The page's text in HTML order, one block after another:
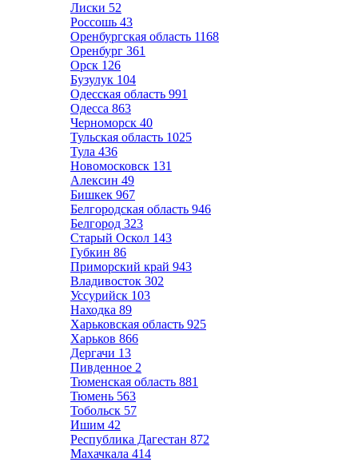
Лиски 52
Россошь 43
Оренбургская область 1168
Оренбург 361
Орск 126
Бузулук 104
Одесская область 991
Одесса 863
Черноморск 40
Тульская область 1025
Тула 436
Новомосковск 131
Алексин 49
Бишкек 967
Белгородская область 946
Белгород 323
Старый Оскол 143
Губкин 86
Приморский край 943
Владивосток 302
Уссурийск 103
Находка 89
Харьковская область 925
Харьков 866
Дергачи 13
Пивденное 2
Тюменская область 881
Тюмень 563
Тобольск 57
Ишим 42
Республика Дагестан 872
Махачкала 414